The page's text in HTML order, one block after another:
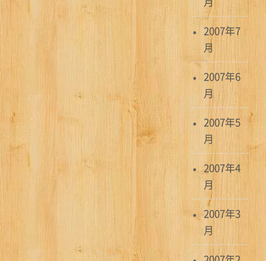
2007年7
月
2007年6
月
2007年5
月
2007年4
月
2007年3
月